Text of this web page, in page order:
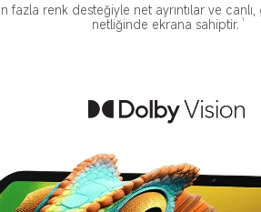
fazla renk desteğiyle net ayrıntılar ve
netliğinde ekrana sahiptir. 1